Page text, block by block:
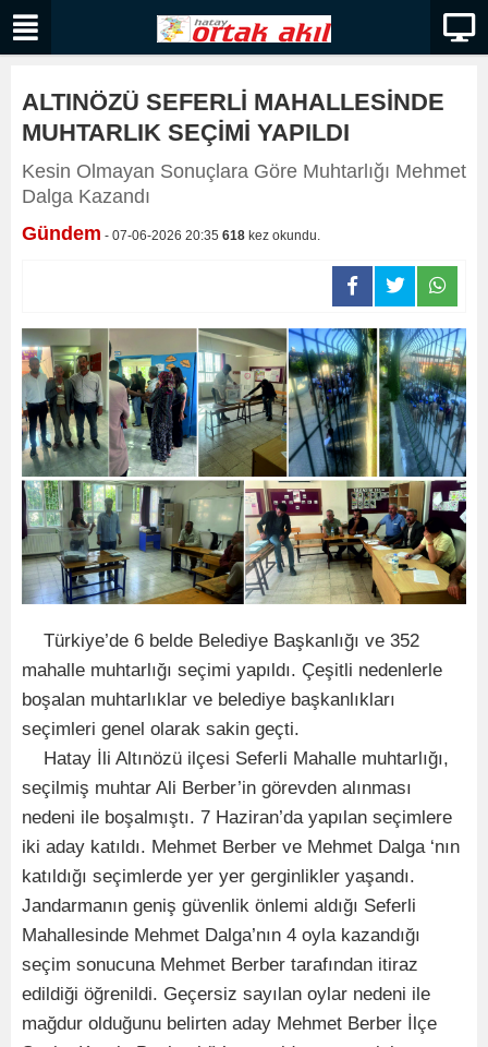
ALTINÖZÜ SEFERLİ MAHALLESİNDE
MUHTARLIK SEÇİMİ YAPILDI
Kesin Olmayan Sonuçlara Göre Muhtarlığı Mehmet
Dalga Kazandı
Gündem - 07-06-2026 20:35 618 kez okundu.
Türkiye’de 6 belde Belediye Başkanlığı ve 352
mahalle muhtarlığı seçimi yapıldı. Çeşitli nedenlerle
boşalan muhtarlıklar ve belediye başkanlıkları
seçimleri genel olarak sakin geçti.
Hatay İli Altınözü ilçesi Seferli Mahalle muhtarlığı,
seçilmiş muhtar Ali Berber’in görevden alınması
nedeni ile boşalmıştı. 7 Haziran’da yapılan seçimlere
iki aday katıldı. Mehmet Berber ve Mehmet Dalga ‘nın
katıldığı seçimlerde yer yer gerginlikler yaşandı.
Jandarmanın geniş güvenlik önlemi aldığı Seferli
Mahallesinde Mehmet Dalga’nın 4 oyla kazandığı
seçim sonucuna Mehmet Berber tarafından itiraz
edildiği öğrenildi. Geçersiz sayılan oylar nedeni ile
mağdur olduğunu belirten aday Mehmet Berber İlçe